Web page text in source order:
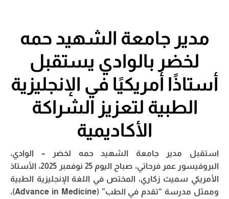
مدير جامعة الشهيد حمه
لخضر بالوادي يستقبل
أستاذًا أمريكيًا في الإنجليزية
الطبية لتعزيز الشراكة
الأكاديمية
استقبل مدير جامعة الشهيد حمه لخضر – الوادي،
البروفيسور عمر فرحاتي، صباح اليوم 25 نوفمبر 2025، الأستاذ
الأمريكي سميث زكاري، المختص في اللغة الإنجليزية الطبية
وممثل مدرسة “تقدم في الطب” (Advance in Medicine)،